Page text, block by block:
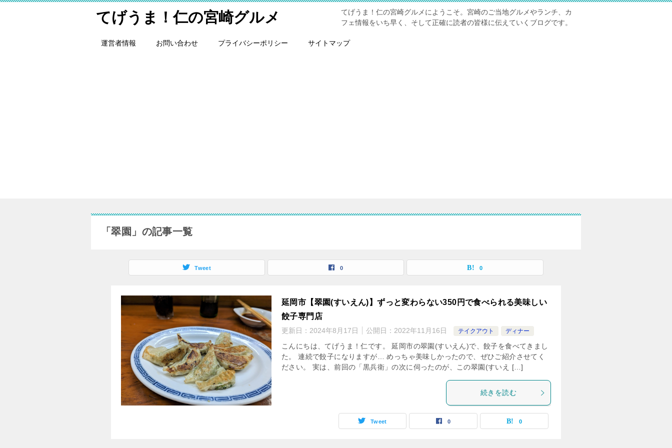
てげうま！仁の宮崎グルメ
てげうま！仁の宮崎グルメにようこそ。宮崎のご当地グルメやランチ、カ
フェ情報をいち早く、そして正確に読者の皆様に伝えていくブログです。
運営者情報 お問い合わせ プライバシーポリシー サイトマップ
「翠園」の記事一覧
Tweet 0 0
延岡市【翠園(すいえん)】ずっと変わらない350円で食べられる美味しい
餃子専門店
更新日： 2024年8月17日 公開日： 2022年11月16日 テイクアウト ディナー
こんにちは、てげうま！仁です。 延岡市の翠園(すいえん)で、餃子を食べてきまし
た。 連続で餃子になりますが… めっちゃ美味しかったので、ぜひご紹介させてく
ださい。 実は、前回の「黒兵衛」の次に伺ったのが、この翠園(すいえ […]
続きを読む
Tweet 0 0